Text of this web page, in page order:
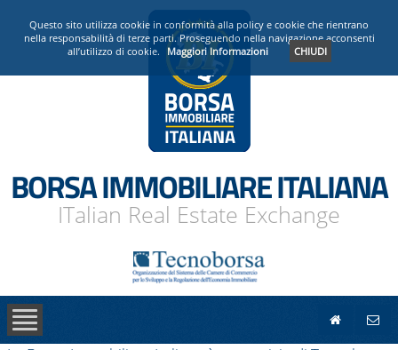
BORSA IMMOBILIARE ITALIANA
ITalian Real Estate Exchange
PRESENTAZIONE
OPERATORI ACCREDITATI
Questo sito utilizza cookie in conformità alla policy e cookie che rientrano
nella responsabilità di terze parti. Proseguendo nella navigazione acconsenti
all’utilizzo di cookie.
Maggiori Informazioni CHIUDI